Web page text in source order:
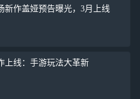
新作盖娅预告曝光，3月上线
上线：手游玩法大革新